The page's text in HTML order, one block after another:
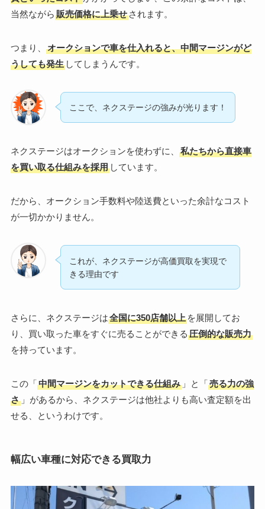
当然ながら 販売価格に上乗せされます。
つまり、
オークションで車を仕入れると、中間マージンがど
うしても発生してしまうんです。
ここで、ネクステージの強みが光ります！
ネクステージはオークションを使わずに、
私たちから直接車
を買い取る仕組みを採用しています。
だから、オークション手数料や陸送費といった余計なコスト
が一切かかりません。
これが、ネクステージが高価買取を実現で
きる理由です
さらに、ネクステージは全国に350店舗以上を展開してお
り、買い取った車をすぐに売ることができる 圧倒的な販売力
を持っています。
この「中間マージンをカットできる仕組み」と「売る力の強
さ」があるから、ネクステージは他社よりも高い査定額を出
せる、というわけです。
幅広い車種に対応できる買取力